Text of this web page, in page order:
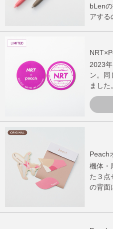
bLen
アす
2023
ン。同
ました。
Peach
機体・
た３
の背面